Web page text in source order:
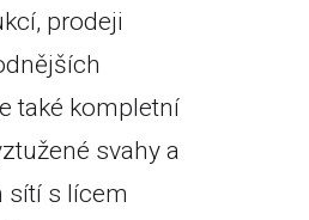
prodeji
také kompletní
svahy a
sítí s lícem